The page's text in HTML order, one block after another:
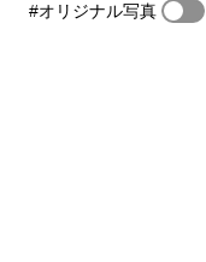
#オリジナル写真